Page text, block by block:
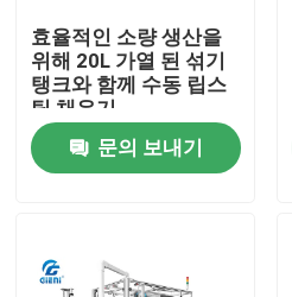
효율적인 소량 생산을
위해 20L 가열 된 섞기
탱크와 함께 수동 립스
틱 채우기
문의 보내기